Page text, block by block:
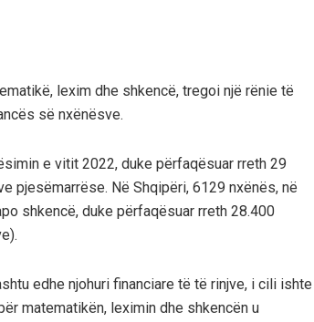
lexim dhe shkencë, tregoi një rënie të
së nxënësve.
e vitit 2022, duke përfaqësuar rreth 29
pjesëmarrëse. Në Shqipëri, 6129 nxënës, në
shkencë, duke përfaqësuar rreth 28.400
edhe njohuri financiare të të rinjve, i cili ishte
matematikën, leximin dhe shkencën u